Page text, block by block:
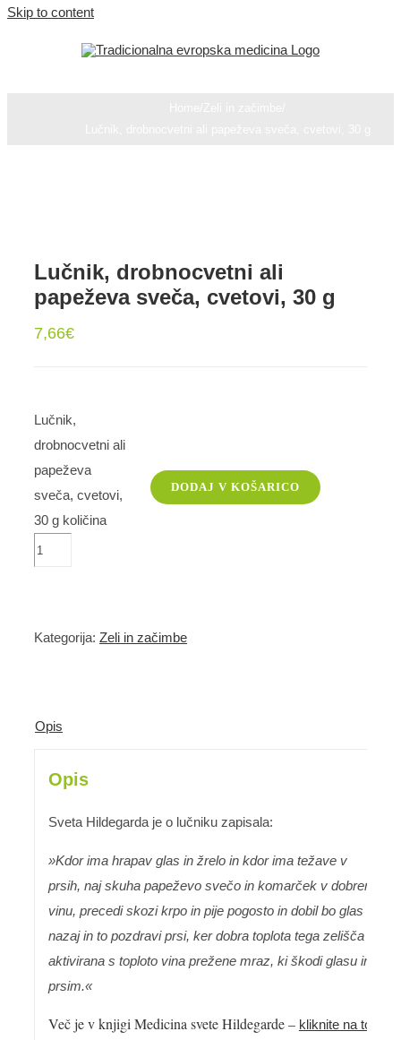
Skip to content
Lučnik, drobnocvetni ali
papeževa sveča, cvetovi, 30 g
7,66€
Lučnik,
drobnocvetni ali
papeževa
sveča, cvetovi,
30 g količina
DODAJ V KOŠARICO
Kategorija: Zeli in začimbe
Opis
Opis
Sveta Hildegarda je o lučniku zapisala:
»Kdor ima hrapav glas in žrelo in kdor ima težave v
prsih, naj skuha papeževo svečo in komarčekv dobrem
vinu, precedi skozi krpo in pije pogosto in dobil bo glas
nazaj in to pozdravi prsi, ker dobra toplota tega zelišča
aktivirana s toploto vina prežene mraz, ki škodi glasu in
prsim.«
Več je v knjigi Medicina svete Hildegarde – kliknite na to